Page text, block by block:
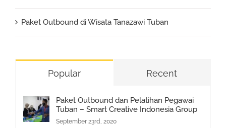
Paket Outbound di Wisata Tanazawi Tuban
Popular Recent
Paket Outbound dan Pelatihan Pegawai
Tuban – Smart Creative Indonesia Group
September 23rd, 2020